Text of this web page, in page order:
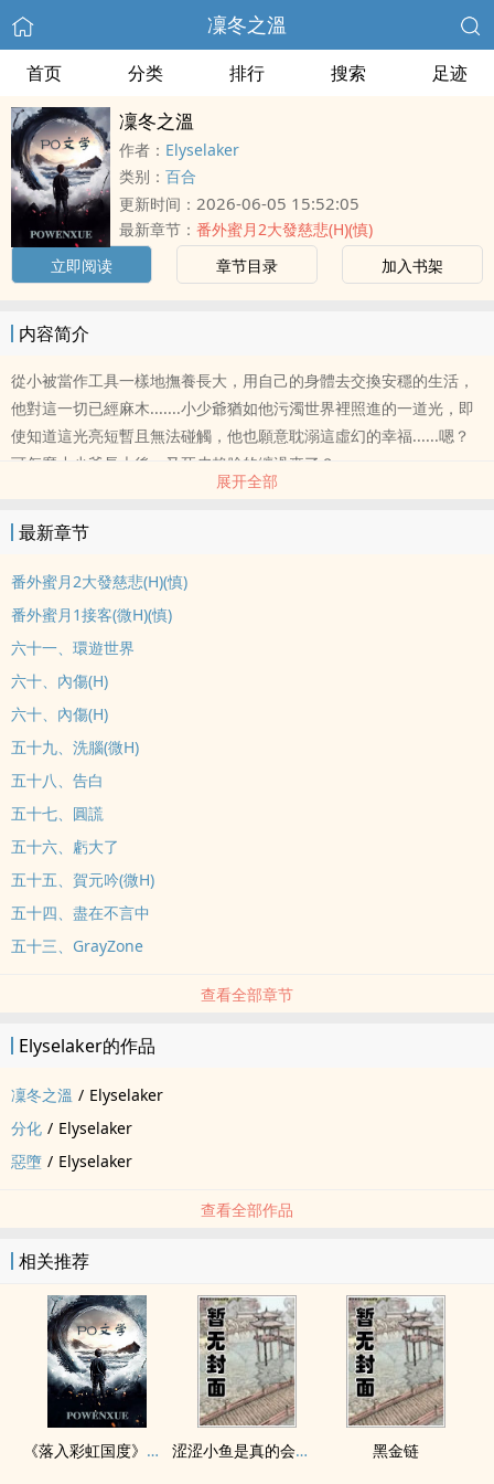
凜冬之溫
首页 分类 排行 搜索 足迹
凜冬之溫
作者： Elyselaker
类别： 百合
更新时间： 2026-06-05 15:52:05
最新章节： 番外蜜月2大發慈悲(H)(慎)
立即阅读
章节目录 加入书架
内容简介
從小被當作工具一樣地撫養長大，用自己的身體去交換安穩的生活，
他對這一切已經麻木.......小少爺猶如他污濁世界裡照進的一道光，即
使知道這光亮短暫且無法碰觸，他也願意耽溺這虛幻的幸福......嗯？
可怎麼小少爺長大後，又死皮賴臉的纏過來了？
展开全部
最新章节
番外蜜月2大發慈悲(H)(慎)
番外蜜月1接客(微H)(慎)
六十一、環遊世界
六十、內傷(H)
六十、內傷(H)
五十九、洗腦(微H)
五十八、告白
五十七、圓謊
五十六、虧大了
五十五、賀元吟(微H)
五十四、盡在不言中
五十三、GrayZone
查看全部章节
Elyselaker的作品
凜冬之溫 / Elyselaker
分化 / Elyselaker
惡墮 / Elyselaker
查看全部作品
相关推荐
《落入彩虹国度》穿越+西幻+言情 涩涩小鱼是真的会被干透 黑金链